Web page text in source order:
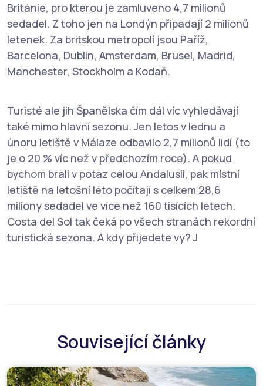
Británie, pro kterou je zamluveno 4,7 milionů
sedadel. Z toho jen na Londýn připadají 2 milionů
letenek. Za britskou metropolí jsou Paříž,
Barcelona, Dublin, Amsterdam, Brusel, Madrid,
Manchester, Stockholm a Kodaň.
Turisté ale jih Španělska čím dál víc vyhledávají
také mimo hlavní sezonu. Jen letos v lednu a
únoru letiště v Málaze odbavilo 2,7 milionů lidí (to
je o 20 % víc než v předchozím roce). A pokud
bychom brali v potaz celou Andalusii, pak místní
letiště na letošní léto počítají s celkem 28,6
miliony sedadel ve více než 160 tisících letech.
Costa del Sol tak čeká po všech stranách rekordní
turistická sezona. A kdy přijedete vy? J
Související články